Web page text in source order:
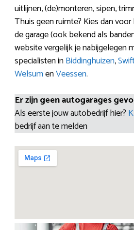
uitlijnen, (de)monteren, sipen,
Thuis geen ruimte? Kies dan
de garage (ook bekend als
website vergelijk je nabijgelegen
specialisten inBiddinghuizen,
WelsumenVeessen.
Er zijn geen autogarages
Als eerste jouw autobedrijf hier?
bedrijf aan te melden